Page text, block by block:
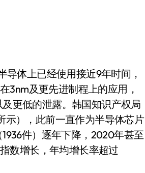
导体上已经使用接近9年时间，
3nm及更先进制程上的应用，
更低的泄露。韩国知识产权局
示），此前一直作为半导体芯片
件）逐年下降，2020年甚至
数增长，年均增长率超过